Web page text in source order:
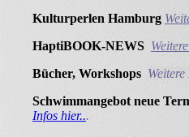
Kulturperlen Hamburg
HaptiBOOK-NEWS
Bücher, Workshops
Schwimmangebot
Infos hier...